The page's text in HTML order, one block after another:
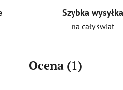
Szybka wysyłka
na cały świat
Ocena (1)